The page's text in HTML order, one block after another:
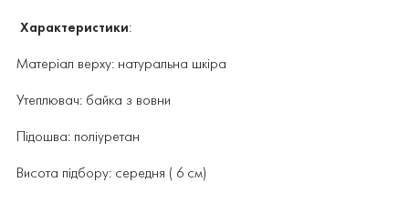
Характеристики:
Матеріал верху: натуральна шкіра
Утеплювач: байка з вовни
Підошва: поліуретан
Висота підбору: середня ( 6 см)